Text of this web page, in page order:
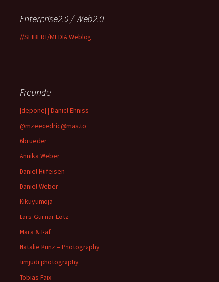
Enterprise2.0 / Web2.0
//SEIBERT/MEDIA Weblog
Freunde
[depone] | Daniel Ehniss
@mzeecedric@mas.to
6brueder
Annika Weber
Daniel Hufeisen
Daniel Weber
Kikuyumoja
Lars-Gunnar Lotz
Mara & Raf
Natalie Kunz – Photography
timjudi photography
Tobias Faix